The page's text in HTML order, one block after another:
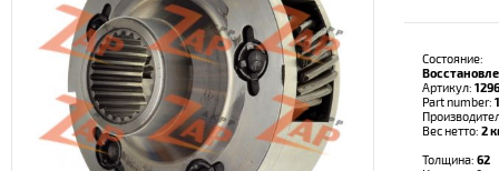
Состояние:
Артикул:
Part number:
Вес нетто: 2
Толщина: 62